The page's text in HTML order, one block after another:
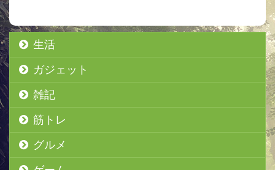
生活
ガジェット
雑記
筋トレ
グルメ